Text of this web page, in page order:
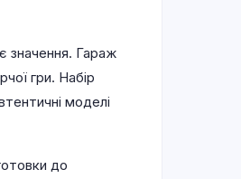
значення. Гараж
гри. Набір
моделі
до